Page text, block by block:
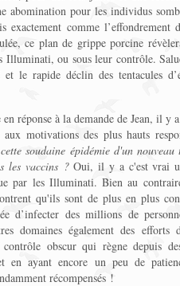
abomination pour les individus
comme l’effondrement
ce plan de grippe porcine
Illuminati, ou sous leur contrôle.
le rapide déclin des tentacules
réponse à la demande de Jean, il y
motivations des plus hauts
soudaine épidémie d'un
les vaccins ?Oui, il y a c'est vrai
par les Illuminati. Bien au
qu'ils sont de plus en plus
d’infecter des millions de
domaines également des
obscur qui règne depuis
en ayant encore un peu de
récompensés !